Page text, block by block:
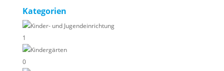
Kategorien
Kinder- und Jugendeinrichtung
1
Kindergärten
0